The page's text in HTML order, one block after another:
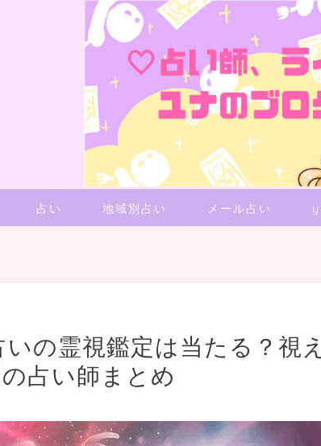
占い 地域別占い メール占い
いの霊視鑑定は当たる？視
占い師まとめ